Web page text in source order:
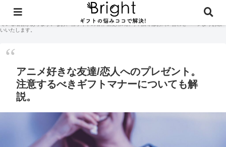
当サイトに掲載されている記事コンテンツやギフト体験談などの著作権はサイト管理人に付随して
おり、無断での商用利用・二次配布は禁止しております。当サイトのコンテンツには広告が含まれ
ている場合があります。なお、当サイトの著作物使用の許可申請等はお問い合わせページよりお願
いいたします。
アニメ好きな友達/恋人へのプレゼント。
注意するべきギフトマナーについても解
説。